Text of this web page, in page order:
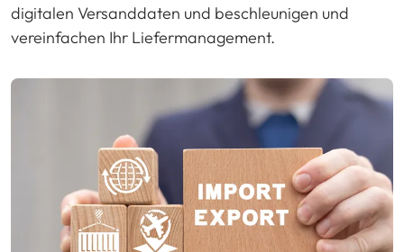
digitalen Versanddaten und beschleunigen und
vereinfachen Ihr Liefermanagement.